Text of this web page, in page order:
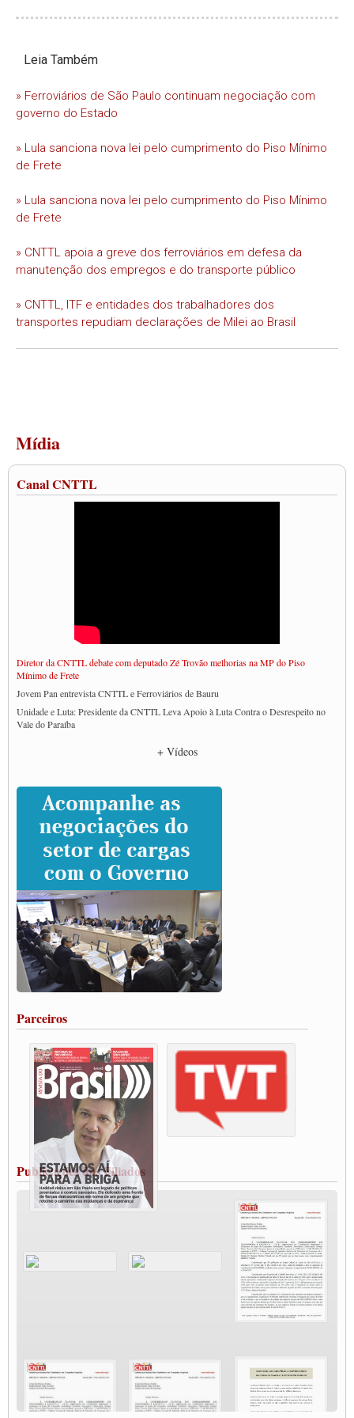
Leia Também
» Ferroviários de São Paulo continuam negociação com
governo do Estado
» Lula sanciona nova lei pelo cumprimento do Piso Mínimo
de Frete
» Lula sanciona nova lei pelo cumprimento do Piso Mínimo
de Frete
» CNTTL apoia a greve dos ferroviários em defesa da
manutenção dos empregos e do transporte público
» CNTTL, ITF e entidades dos trabalhadores dos
transportes repudiam declarações de Milei ao Brasil
Mídia
Canal CNTTL
Diretor da CNTTL debate com deputado Zé Trovão melhorias na MP do Piso
Mínimo de Frete
Jovem Pan entrevista CNTTL e Ferroviários de Bauru
Unidade e Luta: Presidente da CNTTL Leva Apoio à Luta Contra o Desrespeito no
Vale do Paraíba
Caminhoneiros prometem paralisação e cobram diálogo com Lula
CNTTL e lideranças de caminhoneiros participam de debate sobre saúde nas
rodovias
Paulinho e Litti debatem política global para transporte rodoviário de cargas na
SUTCRA no Uruguai
Grande Conquista da Categoria transporte de Cargas e Caminhoneiros Autonomos
ENCONTRO INTERNACIONAL EM APOIO A CLASSE TRABALHADORA
DO BRASIL E A ELEIÇÃO 2022
Carta às Brasileiras e aos Brasileiros em Defesa do Estado Democrático de Direito
Paulinho, presidente da CNTTL, faz balanço do 3º Congresso da CNTTL
Caminhoneiros aprovam greve a partir do 1º de novembro
Rodoviários de Feira Santana fazem Assembleia para avaliar proposta de reajuste
salarial
Vacina Já: Lockdown de 24 horas dos trabalhadores em transportes está mantido,
Condutores de Guarulhos farão greve sanitária nesta terça-feira (20)
Paralisação dos Caminhoneiros na #BR285, entrocamento que liga o Mercosul ao
Rio Grande
Caminhoneiros bloqueiam duas faixas na Castello Branco e fazem protesto
Modal-Live #13 Aumento da Violência Contra Mulher e o Adoecimento da Classe
Trabalhadora em Tempos de Pandemia
MODAL-LIVE#12 POLÍTICAS PÚBLICAS DE TRANSPORTE PARA A
CLASSE TRABALHADORA E ELEIÇÕES NA PANDEMIA
MODAL-LIVE#11 POLÍTICAS PÚBLICAS DE TRANSPORTE
JUVENTUDE DO TRANSPORTE: POR QUE DEVEMOS NOS ORGANIZAR?
Fabio Primo testa positivo para Coronavírus, mas está bem de saúde
Modal-Live#9 Quais são os direitos dos trabalhador@s que contraem a Covid-19 na
Participe da Campanha Fora Bolsonaro
CNTTL e FECOOTAC apoiam Campanha de testes de COVID-19 para
MODAL-LIVE#8 - Lideranças sindicais da CNTTL, CGTB e dos caminhoneiros
O PAPEL DA ITF E FUTAC NAS LUTAS, EMPREGO, DIREITOS EM
ESCALA GLOBAL E DA DEFESA DA VIDA
Modal-Live #6: Com participação especial do professor da Unisinos e Doutor em
Ciências da Comunicação da USP, Rafael Grohmann, que coordena uma pesquisa
+ Vídeos
Parceiros
Publicações dos Filiados